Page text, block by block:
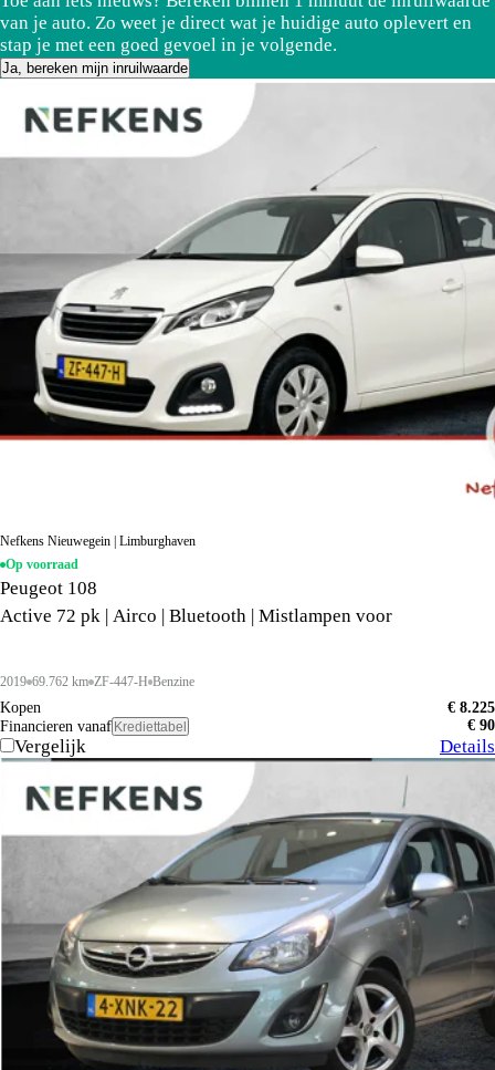
van je auto. Zo weet je direct wat je huidige auto oplevert en
stap je met een goed gevoel in je volgende.
Ja, bereken mijn inruilwaarde
Nefkens Nieuwegein | Limburghaven
Op voorraad
Peugeot 108
Active 72 pk | Airco | Bluetooth | Mistlampen voor
2019 69.762 km ZF-447-H Benzine
Kopen
€ 8.225
Financieren vanaf Krediettabel € 90
Vergelijk Details